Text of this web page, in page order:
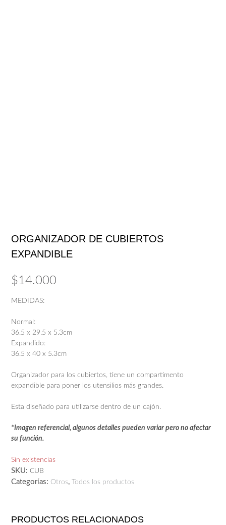
ORGANIZADOR DE CUBIERTOS
EXPANDIBLE
$14.000
MEDIDAS:
Normal:
36.5 x 29.5 x 5.3cm
Expandido:
36.5 x 40 x 5.3cm
Organizador para los cubiertos, tiene un compartimento
expandible para poner los utensilios más grandes.
Esta diseñado para utilizarse dentro de un cajón.
*Imagen referencial, algunos detalles pueden variar pero no afectar
su función.
Sin existencias
SKU: CUB
Categorías: Otros, Todos los productos
PRODUCTOS RELACIONADOS